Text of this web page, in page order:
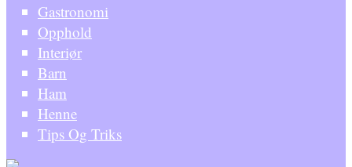
Gastronomi
Opphold
Interiør
Barn
Ham
Henne
Tips Og Triks